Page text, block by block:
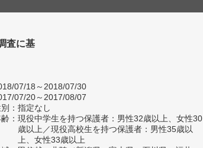
査に基
07/18～2018/07/30
07/20～2017/08/07
：指定なし
：現役中学生を持つ保護者：男性32歳以上、女性30
歳以上／現役高校生を持つ保護者：男性35歳以
上、女性33歳以上